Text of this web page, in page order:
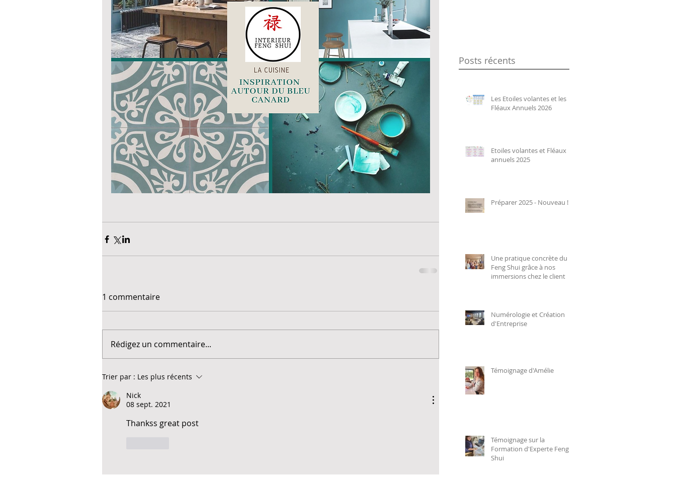
1 commentaire
Rédigez un commentaire...
Trier par : Les plus récents
Nick
08 sept. 2021
Thankss great post
Posts récents
Les Etoiles volantes et les
Fléaux Annuels 2026
Etoiles volantes et Fléaux
annuels 2025
Préparer 2025 - Nouveau !
Une pratique concrète du
Feng Shui grâce à nos
immersions chez le client
Numérologie et Création
d'Entreprise
Témoignage d'Amélie
Témoignage sur la
Formation d'Experte Feng
Shui